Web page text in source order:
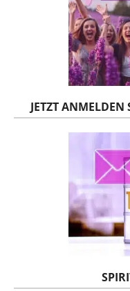
JETZT ANMELDEN